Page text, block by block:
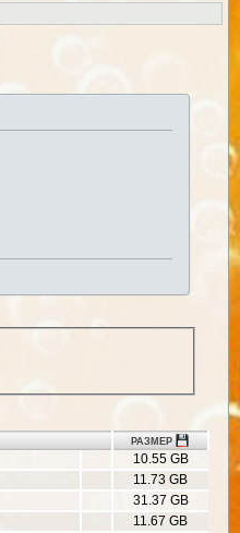
РАЗМЕР
10.55 GB
11.73 GB
31.37 GB
11.67 GB